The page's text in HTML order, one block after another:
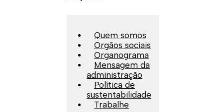
Quem somos
Orgãos sociais
Organograma
Mensagem da
administração
Política de
sustentabilidade
Trabalhe